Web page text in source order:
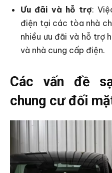
Ưu đãi và hỗ trợ:
điện tại các tòa nhà
nhiều ưu đãi và hỗ trợ
và nhà cung cấp điện.
Các vấn đề
chung cư đối